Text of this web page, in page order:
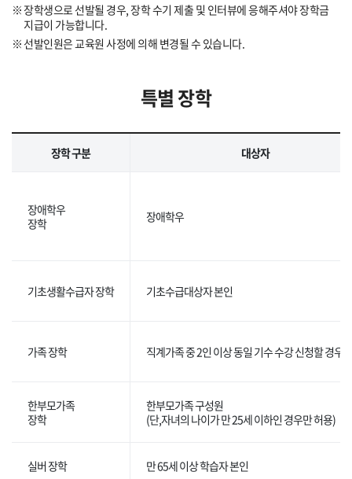
장학생으로 선발될 경우, 장학 수기 제출 및 인터뷰에 응해주셔야 장학금
지급이 가능합니다.
선발인원은 교육원 사정에 의해 변경될 수 있습니다.
특별 장학
장학 구분 대상자
장애학우
장학
장애학우
기초생활수급자 장학 기초수급대상자 본인
가족 장학 직계가족 중 2인 이상 동일 기수 수강 신청할 경우
한부모가족
장학
한부모가족 구성원
(단,자녀의 나이가 만 25세 이하인 경우만 허용)
실버 장학 만 65세 이상 학습자 본인